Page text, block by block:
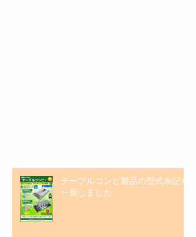
テーブルコンビ製品の型式表記を
一新しました